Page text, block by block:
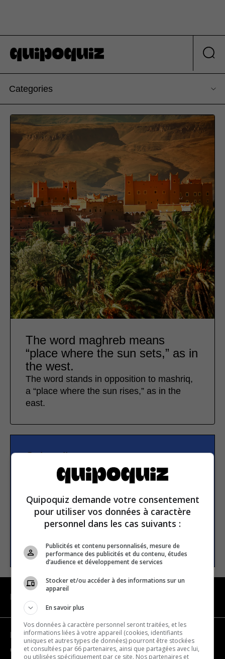
Categories
The word maghreb means
“place where the sun sets,” as in
the west.
The word stands in opposition to mashriq,
a “place where the sun rises,” as in the
east.
Subscribe to our
newsletter
Email address
SUBSCRIBE
Become a partner
Contact us
Quipoquiz demande votre consentement
pour utiliser vos données à caractère
personnel dans les cas suivants :
Publicités et contenu personnalisés, mesure de
performance des publicités et du contenu, études
d’audience et développement de services
Stocker et/ou accéder à des informations sur un
appareil
En savoir plus
Vos données à caractère personnel seront traitées, et les
informations liées à votre appareil (cookies, identifiants
uniques et autres types de données) pourront être stockées
et consultées par 66 partenaires, ainsi que partagées avec lui,
ou utilisées spécifiquement par ce site. Nos partenaires et